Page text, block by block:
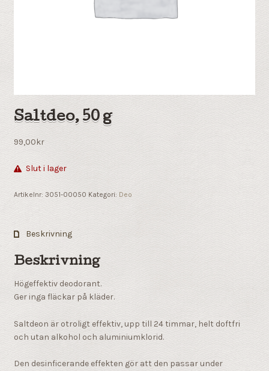
Saltdeo, 50 g
99,00kr
Slut i lager
Artikelnr: 3051-00050 Kategori: Deo
Beskrivning
Beskrivning
Högeffektiv deodorant.
Ger inga fläckar på kläder.
Saltdeon är otroligt effektiv, upp till 24 timmar, helt doftfri
och utan alkohol och aluminiumklorid.
Den desinficerande effekten gör att den passar under